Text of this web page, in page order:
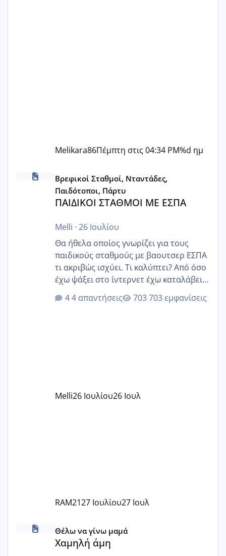
Melikara86Πέμπτη στις 04:34 PM%d ημ
ΠΑΙΔΙΚΟΙ ΣΤΑΘΜΟΙ ΜΕ ΕΣΠΑ
Βρεφικοί Σταθμοί, Νταντάδες,
Παιδότοποι, Πάρτυ
ΠΑΙΔΙΚΟΙ ΣΤΑΘΜΟΙ ΜΕ ΕΣΠΑ
Melli · 26 Ιουλίου
Θα ήθελα οποίος γνωρίζει για τους
παιδικούς σταθμούς με βαουτσερ ΕΣΠΑ
τι ακριβώς ισχύει. Τι καλύπτει? Από όσο
έχω ψάξει στο ίντερνετ έχω καταλάβει
ότι το βαουτσερ καλύπτει όλα τα
δίδακτρα και τα τροφεια του ιδιωτικού
Εγώ πήγα σε έναν ιδιωτικό παιδικό στ
4 απαντήσεις 703 εμφανίσεις
Melli26 Ιουλίου26 Ιουλ
RAM2127 Ιουλίου27 Ιουλ
Χαμηλή άμη
Θέλω να γίνω μαμά
Χαμηλή άμη